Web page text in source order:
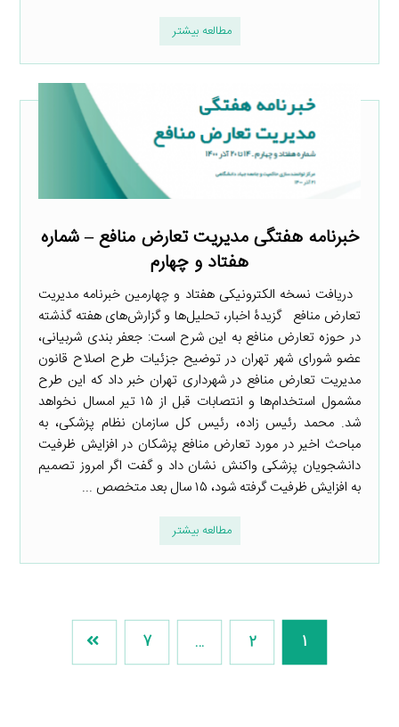
مطالعه بیشتر
خبرنامه هفتگی مدیریت تعارض منافع – شماره
هفتاد و چهارم
دریافت نسخه الکترونیکی هفتاد و چهارمین خبرنامه مدیریت
تعارض منافع گزیدۀ اخبار، تحلیل‌ها و گزارش‌های هفته گذشته
در حوزه تعارض منافع به این شرح است: جعفر بندی شربیانی،
عضو شورای شهر تهران در توضیح جزئیات طرح اصلاح قانون
مدیریت تعارض منافع در شهرداری تهران خبر داد که این طرح
مشمول استخدام‌ها و انتصابات قبل از ۱۵ تیر امسال نخواهد
شد. محمد رئیس زاده، رئیس کل سازمان نظام پزشکی، به
مباحث اخیر در مورد تعارض منافع پزشکان در افزایش ظرفیت
دانشجویان پزشکی واکنش نشان داد و گفت اگر امروز تصمیم
به افزایش ظرفیت گرفته شود، ۱۵ سال بعد متخصص ...
مطالعه بیشتر
1
2
…
7